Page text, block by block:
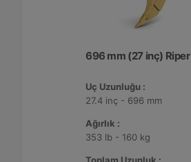
696 mm (27 inç) Riper
Uç Uzunluğu :
27.4 inç - 696 mm
Ağırlık :
353 lb - 160 kg